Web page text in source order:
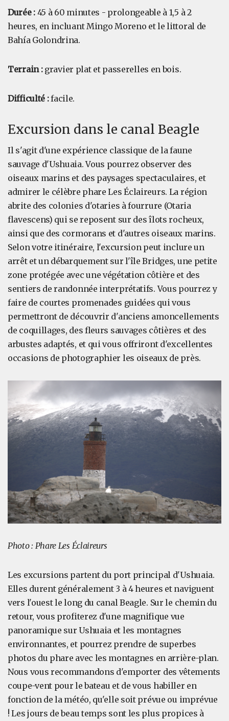
Durée :45 à 60 minutes - prolongeable à 1,5 à 2
heures, en incluant Mingo Moreno et le littoral de
Bahía Golondrina.
Terrain :gravier plat et passerelles en bois.
Difficulté :facile.
Excursion dans le canal Beagle
Il s'agit d'une expérience classique de la faune
sauvage d'Ushuaia. Vous pourrez observer des
oiseaux marins et des paysages spectaculaires, et
admirer le célèbre phare Les Éclaireurs. La région
abrite des colonies d'otaries à fourrure (Otaria
flavescens) qui se reposent sur des îlots rocheux,
ainsi que des cormorans et d'autres oiseaux marins.
Selon votre itinéraire, l'excursion peut inclure un
arrêt et un débarquement sur l'île Bridges, une petite
zone protégée avec une végétation côtière et des
sentiers de randonnée interprétatifs. Vous pourrez y
faire de courtes promenades guidées qui vous
permettront de découvrir d'anciens amoncellements
de coquillages, des fleurs sauvages côtières et des
arbustes adaptés, et qui vous offriront d'excellentes
occasions de photographier les oiseaux de près.
Photo : Phare Les Éclaireurs
Les excursions partent du port principal d'Ushuaia.
Elles durent généralement 3 à 4 heures et naviguent
vers l'ouest le long du canal Beagle. Sur le chemin du
retour, vous profiterez d'une magnifique vue
panoramique sur Ushuaia et les montagnes
environnantes, et pourrez prendre de superbes
photos du phare avec les montagnes en arrière-plan.
Nous vous recommandons d'emporter des vêtements
coupe-vent pour le bateau et de vous habiller en
fonction de la météo, qu'elle soit prévue ou imprévue
! Les jours de beau temps sont les plus propices à